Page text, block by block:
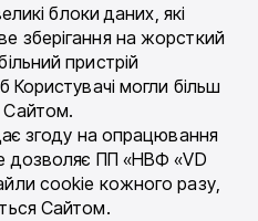
блоки даних, які
зберігання на жорсткий
пристрій
Користувачі могли більш
Сайтом.
згоду на опрацювання
дозволяє ПП «НВФ «VD
cookie кожного разу,
Сайтом.